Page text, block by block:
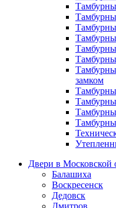
замком
Двери в Московской
Балашиха
Воскресенск
Дедовск
Дмитров